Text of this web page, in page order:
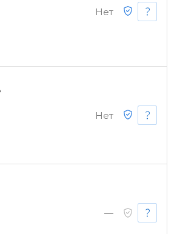
Нет
Нет
—